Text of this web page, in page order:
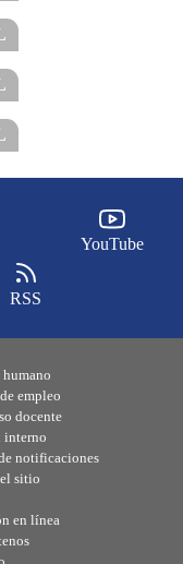
YouTube
RSS
empleo
docente
interno
notificaciones
sitio
en línea